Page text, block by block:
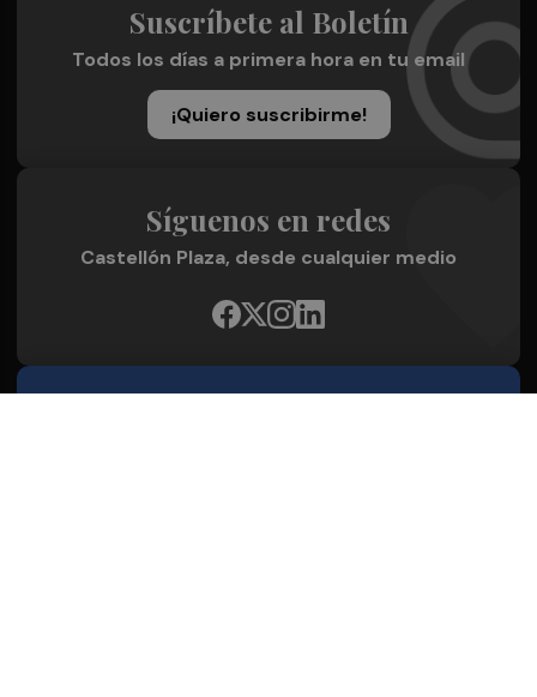
Suscríbete al Boletín
Todos los días a primera hora en tu email
¡Quiero suscribirme!
Síguenos en redes
Castellón Plaza, desde cualquier medio